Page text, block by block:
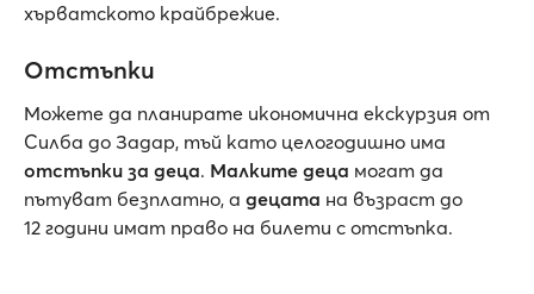
хърватското крайбрежие.
Отстъпки
Можете да планирате икономична екскурзия от
Силба до Задар, тъй като целогодишно има
отстъпки за деца. Малките деца могат да
пътуват безплатно, а децата на възраст до
12 години имат право на билети с отстъпка.